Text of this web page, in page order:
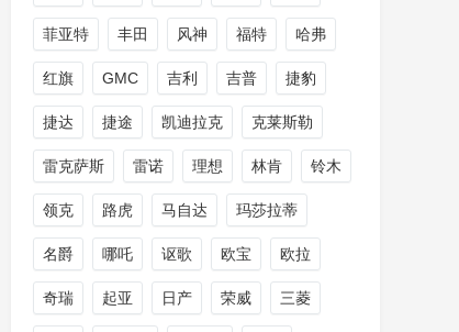
菲亚特 丰田 风神 福特 哈弗
红旗 GMC 吉利 吉普 捷豹
捷达 捷途 凯迪拉克 克莱斯勒
雷克萨斯 雷诺 理想 林肯 铃木
领克 路虎 马自达 玛莎拉蒂
名爵 哪吒 讴歌 欧宝 欧拉
奇瑞 起亚 日产 荣威 三菱